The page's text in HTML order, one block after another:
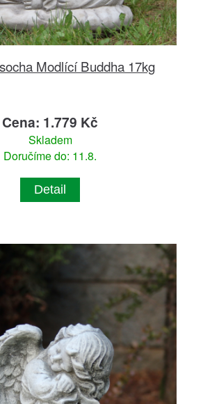
Modlící Buddha 17kg
Cena: 1.779 Kč
Skladem
Doručíme do: 11.8.
Detail